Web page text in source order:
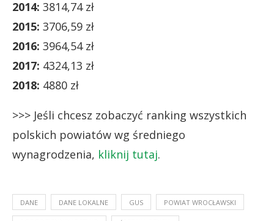
2014: 3814,74 zł
2015: 3706,59 zł
2016: 3964,54 zł
2017: 4324,13 zł
2018: 4880 zł
>>> Jeśli chcesz zobaczyć ranking wszystkich
polskich powiatów wg średniego
wynagrodzenia, kliknij tutaj.
DANE DANE LOKALNE GUS POWIAT WROCŁAWSKI